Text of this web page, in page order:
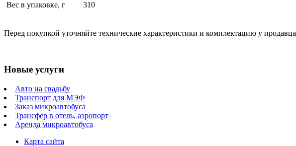
Вес в упаковке, г 310
Перед покупкой уточняйте технические характеристики и комплектацию у продавца
Новые услуги
Авто на свадьбу
Транспорт для МЭФ
Заказ микроавтобуса
Трансфер в отель, аэропорт
Аренда микроавтобуса
Карта сайта